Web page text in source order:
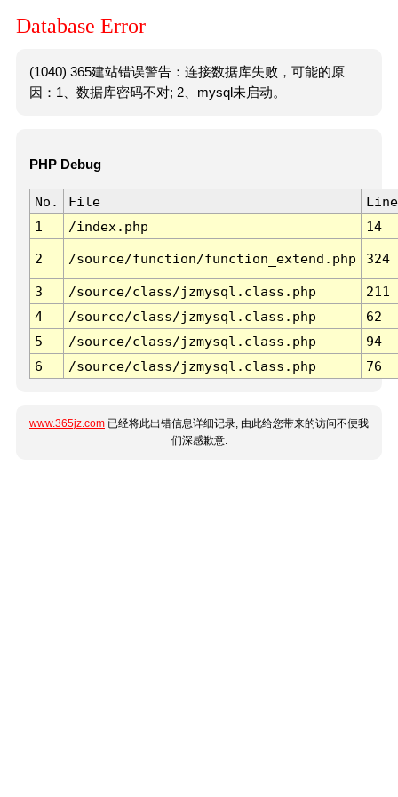
Database Error
(1040) 365建站错误警告：连接数据库失败，可能的原
因：1、数据库密码不对; 2、mysql未启动。
PHP Debug
No. File
Line
1
/index.php 14
2 /source/function/function_extend.php 324
3 /source/class/jzmysql.class.php
211
4
/source/class/jzmysql.class.php
62
5
/source/class/jzmysql.class.php
94
6
/source/class/jzmysql.class.php 76
www.365jz.com 已经将此出错信息详细记录, 由此给您带来的访问不便我
们深感歉意.